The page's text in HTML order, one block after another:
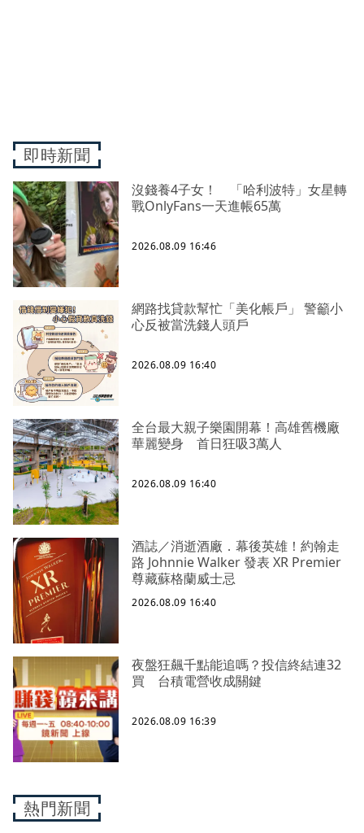
即時新聞
沒錢養4子女！ 「哈利波特」女星轉
戰OnlyFans一天進帳65萬
2026.08.09 16:46
網路找貸款幫忙「美化帳戶」 警籲小
心反被當洗錢人頭戶
2026.08.09 16:40
全台最大親子樂園開幕！高雄舊機廠
華麗變身 首日狂吸3萬人
2026.08.09 16:40
酒誌／消逝酒廠．幕後英雄！約翰走
路 Johnnie Walker 發表 XR Premier
尊藏蘇格蘭威士忌
2026.08.09 16:40
夜盤狂飆千點能追嗎？投信終結連32
買 台積電營收成關鍵
2026.08.09 16:39
熱門新聞